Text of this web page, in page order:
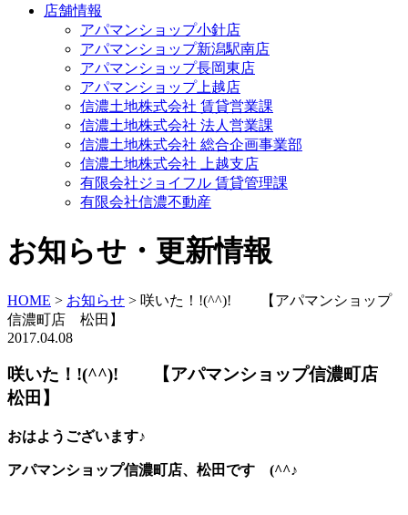
店舗情報
アパマンショップ小針店
アパマンショップ新潟駅南店
アパマンショップ長岡東店
アパマンショップ上越店
信濃土地株式会社 賃貸営業課
信濃土地株式会社 法人営業課
信濃土地株式会社 総合企画事業部
信濃土地株式会社 上越支店
有限会社ジョイフル 賃貸管理課
有限会社信濃不動産
お知らせ・更新情報
HOME > お知らせ > 咲いた！!(^^)! 【アパマンショップ
信濃町店 松田】
2017.04.08
咲いた！!(^^)! 【アパマンショップ信濃町店
松田】
おはようございます♪
アパマンショップ信濃町店、松田です (^^♪